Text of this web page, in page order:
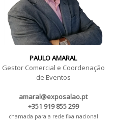
PAULO AMARAL
Gestor Comercial e Coordenação
de Eventos
amaral@exposalao.pt
+351 919 855 299
chamada para a rede fixa nacional